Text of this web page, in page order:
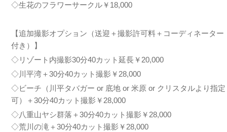
◇生花のフラワーサークル￥18,000
【追加撮影オプション（送迎＋撮影許可料＋コーディネーター
付き）】
◇リゾート内撮影30分40カット延長￥20,000
◇川平湾＋30分40カット撮影￥28,000
◇ビーチ（川平タバガー or 底地 or 米原 or クリスタルより指定
可）＋30分40カット撮影￥28,000
◇八重山ヤシ群落＋30分40カット撮影￥28,000
◇荒川の滝＋30分40カット撮影￥28,000